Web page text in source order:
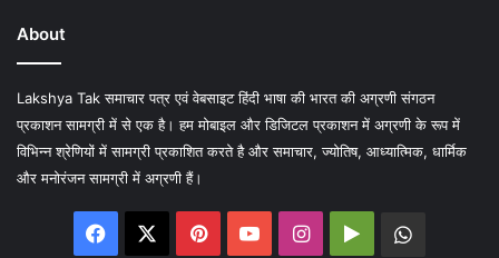
About
Lakshya Tak समाचार पत्र एवं वेबसाइट हिंदी भाषा की भारत की अग्रणी संगठन
प्रकाशन सामग्री में से एक है। हम मोबाइल और डिजिटल प्रकाशन में अग्रणी के रूप में
विभिन्न श्रेणियों में सामग्री प्रकाशित करते है और समाचार, ज्योतिष, आध्यात्मिक, धार्मिक
और मनोरंजन सामग्री में अग्रणी हैं।
Facebook PinterestYouTubeInstagram
Google